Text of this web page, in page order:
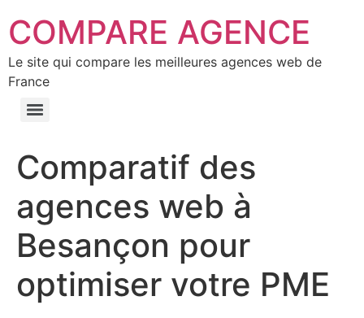
COMPARE AGENCE
Le site qui compare les meilleures agences web de
France
Comparatif des
agences web à
Besançon pour
optimiser votre PME